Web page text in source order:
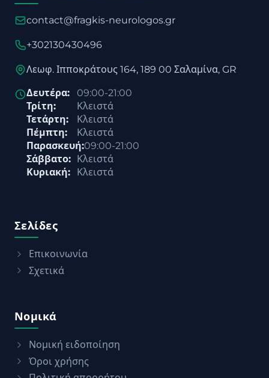
contact@fragkis-neurologos.gr
+302130430496
Λεωφ. Ιπποκράτους 164, 189 00 Σαλαμίνα, GR
Δευτέρα:
09:00-21:00
Τρίτη:
Κλειστά
Τετάρτη:
Κλειστά
Πέμπτη:
Κλειστά
Παρασκευή:09:00-21:00
Σάββατο:
Κλειστά
Κυριακή:
Κλειστά
Σελίδες
Επικοινωνία
Σχετικά
Νομικά
Νομική ειδοποίηση
Όροι χρήσης